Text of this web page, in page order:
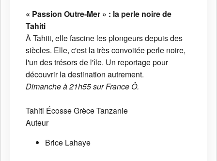
« Passion Outre-Mer » : la perle noire de
Tahiti
À Tahiti, elle fascine les plongeurs depuis des
siècles. Elle, c'est la très convoitée perle noire,
l'un des trésors de l'île. Un reportage pour
découvrir la destination autrement.
Dimanche à 21h55 sur France Ô.
Tahiti ÉcosseGrèceTanzanie
Auteur
Brice Lahaye